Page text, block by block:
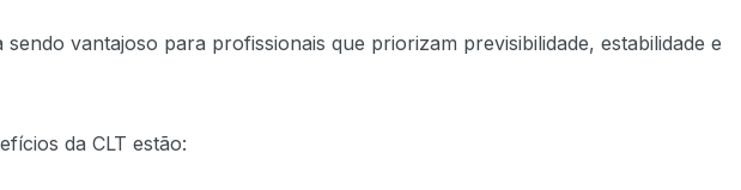
sendo vantajoso para profissionais que priorizam previsibilidade, estabilidade e
da CLT estão: